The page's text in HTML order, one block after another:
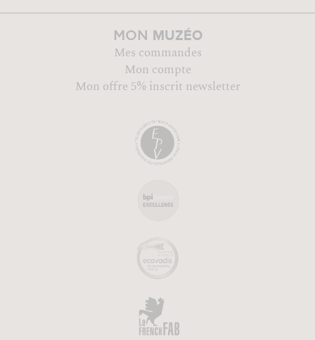
MON MUZÉO
Mes commandes
Mon compte
Mon offre 5% inscrit newsletter